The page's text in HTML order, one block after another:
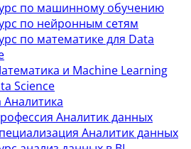
по машинному обучению
по нейронным сетям
по математике для Data
и Machine Learning
Science
Аналитик данных
Аналитик данных